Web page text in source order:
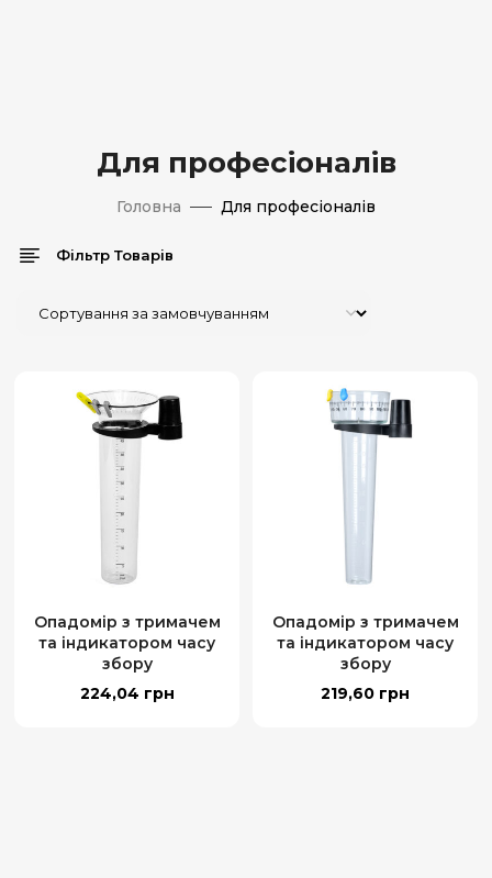
Для професіоналів
Головна Для професіоналів
Фільтр Товарів
Опадомір з тримачем
та індикатором часу
збору
224,04 грн
Опадомір з тримачем
та індикатором часу
збору
219,60 грн